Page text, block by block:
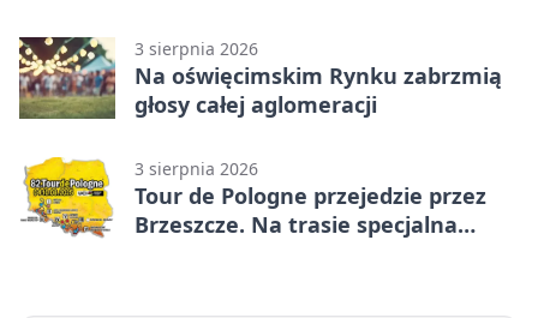
3 sierpnia 2026
Na oświęcimskim Rynku zabrzmią
głosy całej aglomeracji
3 sierpnia 2026
Tour de Pologne przejedzie przez
Brzeszcze. Na trasie specjalna